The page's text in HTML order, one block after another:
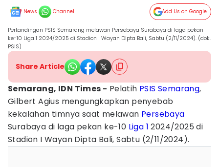
News Channel Add Us on Google
Pertandingan PSIS Semarang melawan Persebaya Surabaya di laga pekan
ke-10 Liga 1 2024/2025 di Stadion I Wayan Dipta Bali, Sabtu (2/11/2024). (dok.
PSIS)
Share Article
Semarang, IDN Times - Pelatih PSIS Semarang,
Gilbert Agius mengungkapkan penyebab
kekalahan timnya saat melawan Persebaya
Surabaya di laga pekan ke-10 Liga 1 2024/2025 di
Stadion I Wayan Dipta Bali, Sabtu (2/11/2024).